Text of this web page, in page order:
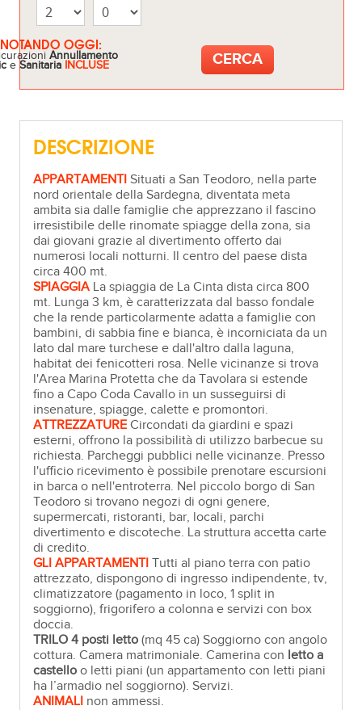
OGGI:
Annullamento
eSanitaria INCLUSE
DESCRIZIONE
APPARTAMENTI Situati a San Teodoro, nella parte
nord orientale della Sardegna, diventata meta
ambita sia dalle famiglie che apprezzano il fascino
irresistibile delle rinomate spiagge della zona, sia
dai giovani grazie al divertimento offerto dai
numerosi locali notturni. Il centro del paese dista
circa 400 mt.
SPIAGGIA La spiaggia de La Cinta dista circa 800
mt. Lunga 3 km, è caratterizzata dal basso fondale
che la rende particolarmente adatta a famiglie con
bambini, di sabbia fine e bianca, è incorniciata da un
lato dal mare turchese e dall'altro dalla laguna,
habitat dei fenicotteri rosa. Nelle vicinanze si trova
l'Area Marina Protetta che da Tavolara si estende
fino a Capo Coda Cavallo in un susseguirsi di
insenature, spiagge, calette e promontori.
ATTREZZATURE Circondati da giardini e spazi
esterni, offrono la possibilità di utilizzo barbecue su
richiesta. Parcheggi pubblici nelle vicinanze. Presso
l'ufficio ricevimento è possibile prenotare escursioni
in barca o nell'entroterra. Nel piccolo borgo di San
Teodoro si trovano negozi di ogni genere,
supermercati, ristoranti, bar, locali, parchi
divertimento e discoteche. La struttura accetta carte
di credito.
GLI APPARTAMENTI Tutti al piano terra con patio
attrezzato, dispongono di ingresso indipendente, tv,
climatizzatore (pagamento in loco, 1 split in
soggiorno), frigorifero a colonna e servizi con box
doccia.
TRILO 4 posti letto (mq 45 ca) Soggiorno con angolo
cottura. Camera matrimoniale. Camerina con letto a
castello o letti piani (un appartamento con letti piani
ha l’armadio nel soggiorno). Servizi.
ANIMALI non ammessi.